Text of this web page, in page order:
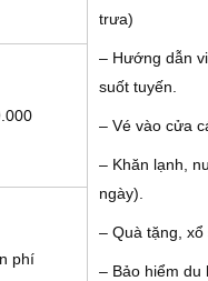
trưa)
– Hướng dẫn
suốt tuyến.
– Vé vào cửa
– Khăn lạnh,
ngày).
– Quà tặng, xổ
– Bảo hiểm du
phí